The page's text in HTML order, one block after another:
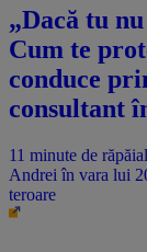
„Dacă tu
Cum te
conduce
consultant
11 minute de
Andrei în vara lui
teroare